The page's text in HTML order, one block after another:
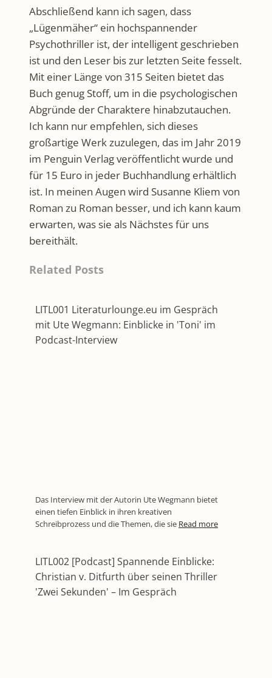
Abschließend kann ich sagen, dass
„Lügenmäher“ ein hochspannender
Psychothriller ist, der intelligent geschrieben
ist und den Leser bis zur letzten Seite fesselt.
Mit einer Länge von 315 Seiten bietet das
Buch genug Stoff, um in die psychologischen
Abgründe der Charaktere hinabzutauchen.
Ich kann nur empfehlen, sich dieses
großartige Werk zuzulegen, das im Jahr 2019
im Penguin Verlag veröffentlicht wurde und
für 15 Euro in jeder Buchhandlung erhältlich
ist. In meinen Augen wird Susanne Kliem von
Roman zu Roman besser, und ich kann kaum
erwarten, was sie als Nächstes für uns
bereithält.
Related Posts
LITL001 Literaturlounge.eu im Gespräch
mit Ute Wegmann: Einblicke in 'Toni' im
Podcast-Interview
Das Interview mit der Autorin Ute Wegmann bietet
einen tiefen Einblick in ihren kreativen
Schreibprozess und die Themen, die sie Read more
LITL002 [Podcast] Spannende Einblicke:
Christian v. Ditfurth über seinen Thriller
'Zwei Sekunden' – Im Gespräch